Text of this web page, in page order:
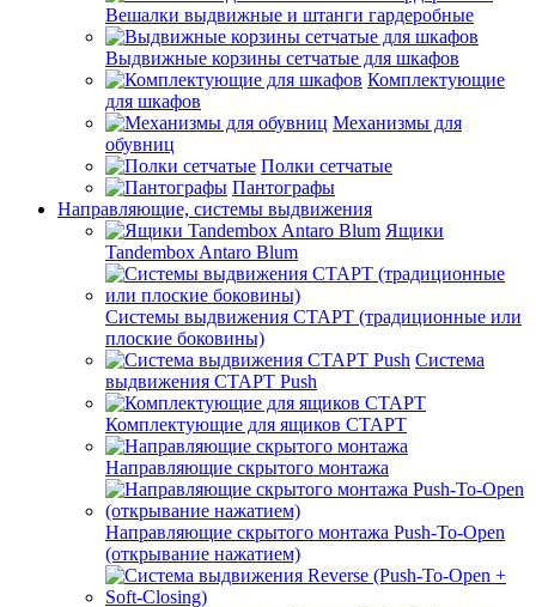
Вешалки выдвижные и штанги гардеробные
Выдвижные корзины сетчатые для шкафов
Комплектующие
для шкафов
Механизмы для
обувниц
Полки сетчатые
Пантографы
Направляющие, системы выдвижения
Ящики
Tandembox Antaro Blum
Системы выдвижения СТАРТ (традиционные или
плоские боковины)
Система
выдвижения СТАРТ Push
Комплектующие для ящиков СТАРТ
Направляющие скрытого монтажа
Направляющие скрытого монтажа Push-To-Open
(открывание нажатием)